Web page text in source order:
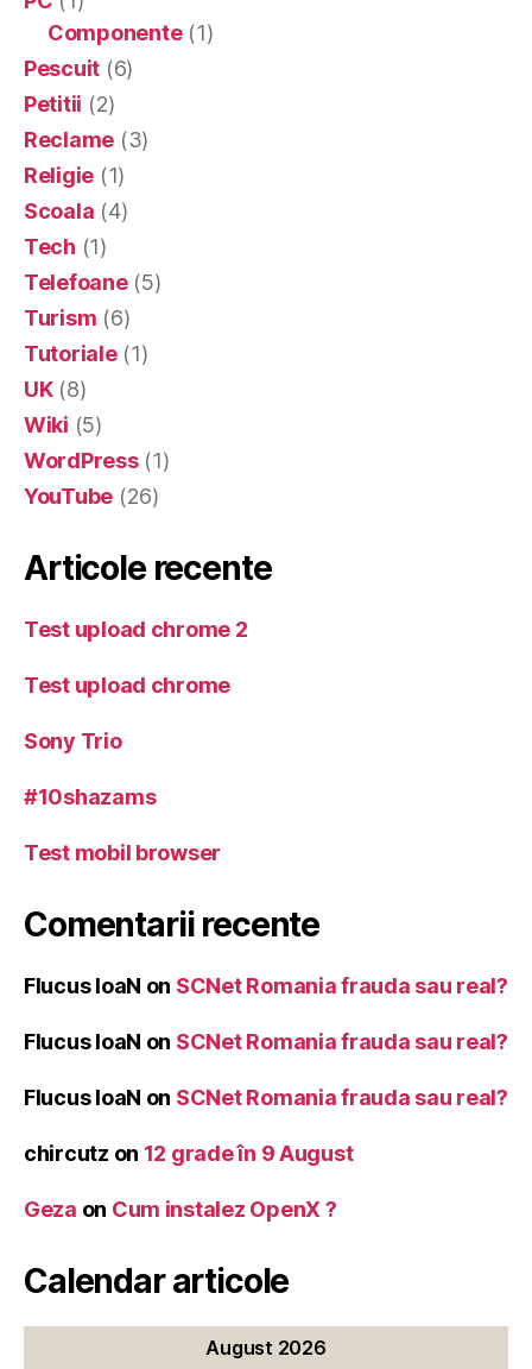
Componente(1)
Pescuit (6)
Petitii (2)
Reclame (3)
Religie (1)
Scoala (4)
Tech (1)
Telefoane(5)
Turism (6)
Tutoriale(1)
UK(8)
Wiki (5)
WordPress(1)
YouTube (26)
Articole recente
Test upload chrome 2
Test upload chrome
Sony Trio
#10shazams
Test mobil browser
Comentarii recente
Flucus IoaN on SCNet Romania frauda sau real?
Flucus IoaN on SCNet Romania frauda sau real?
Flucus IoaN on SCNet Romania frauda sau real?
chircutz on 12 grade în 9 August
Geza on Cum instalez OpenX ?
Calendar articole
August 2026